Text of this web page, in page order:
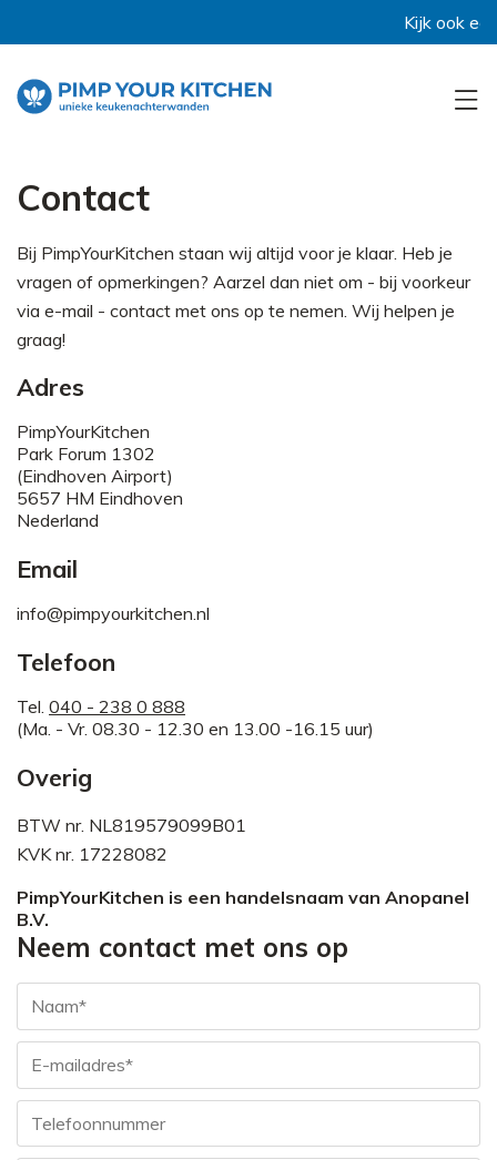
Kijk ook
Contact
Bij PimpYourKitchen staan wij altijd voor je klaar. Heb je
vragen of opmerkingen? Aarzel dan niet om - bij voorkeur
via e-mail - contact met ons op te nemen. Wij helpen je
graag!
Adres
PimpYourKitchen
Park Forum 1302
(Eindhoven Airport)
5657 HM Eindhoven
Nederland
Email
info@pimpyourkitchen.nl
Telefoon
Tel. 040 - 238 0 888
(Ma. - Vr. 08.30 - 12.30 en 13.00 -16.15 uur)
Overig
BTW nr. NL819579099B01
KVK nr. 17228082
PimpYourKitchen is een handelsnaam van Anopanel
B.V.
Neem contact met ons op